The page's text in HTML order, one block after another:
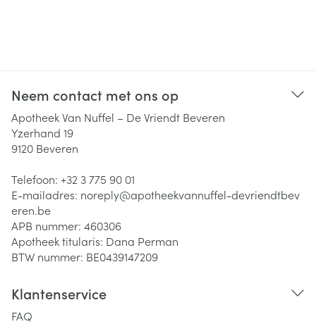
Neem contact met ons op
Apotheek Van Nuffel – De Vriendt Beveren
Yzerhand 19
9120 Beveren
Telefoon: +32 3 775 90 01
E-mailadres: noreply@apotheekvannuffel-devriendtbev
eren.be
APB nummer: 460306
Apotheek titularis: Dana Perman
BTW nummer: BE0439147209
Klantenservice
FAQ